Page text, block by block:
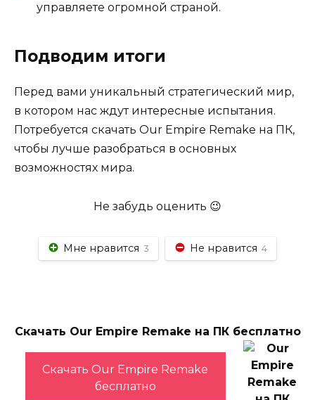
управляете огромной страной.
Подводим итоги
Перед вами уникальный стратегический мир,
в котором нас ждут интересные испытания.
Потребуется скачать Our Empire Remake на ПК,
чтобы лучше разобраться в основных
возможностях мира.
Не забудь оценить 😉
Мне нравится 3 Не нравится 4
Скачать Our Empire Remake на ПК бесплатно
Скачать Our Empire Remake
бесплатно